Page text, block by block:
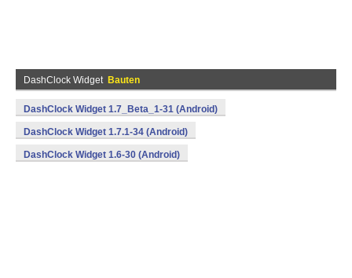
DashClock Widget Bauten
DashClock Widget 1.7_Beta_1-31 (Android)
DashClock Widget 1.7.1-34 (Android)
DashClock Widget 1.6-30 (Android)